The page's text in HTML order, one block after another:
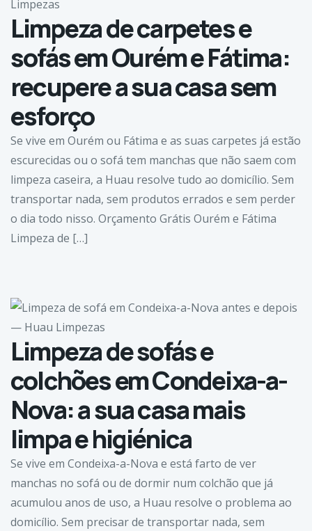
Limpeza de carpetes e
sofás em Ourém e Fátima:
recupere a sua casa sem
esforço
Se vive em Ourém ou Fátima e as suas carpetes já estão
escurecidas ou o sofá tem manchas que não saem com
limpeza caseira, a Huau resolve tudo ao domicílio. Sem
transportar nada, sem produtos errados e sem perder
o dia todo nisso. Orçamento Grátis Ourém e Fátima
Limpeza de […]
Limpeza de sofás e
colchões em Condeixa-a-
Nova: a sua casa mais
limpa e higiénica
Se vive em Condeixa-a-Nova e está farto de ver
manchas no sofá ou de dormir num colchão que já
acumulou anos de uso, a Huau resolve o problema ao
domicílio. Sem precisar de transportar nada, sem